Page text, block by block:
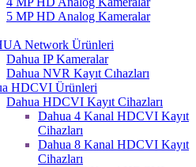
5 MP HD Analog Kameralar
Network Ürünleri
Dahua IP Kameralar
Dahua NVR Kayıt Cıhazları
HDCVI Ürünleri
Dahua HDCVI Kayıt Cihazları
Dahua 4 Kanal HDCVI Kayıt
Cihazları
Dahua 8 Kanal HDCVI Kayıt
Cihazları